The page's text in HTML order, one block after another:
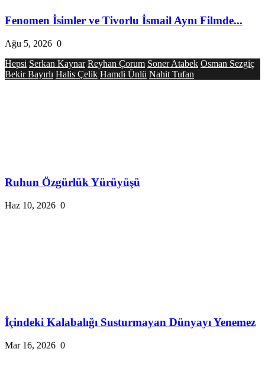
Fenomen İsimler ve Tivorlu İsmail Aynı Filmde...
Ağu 5, 2026 0
Hepsi Serkan Kaynar Reyhan Çorum Soner Atabek Osman Sezgiç
Bekir Bayırlı Halis Çelik Hamdi Ünlü Nahit Tufan
Ruhun Özgürlük Yürüyüşü
Haz 10, 2026 0
İçindeki Kalabalığı Susturmayan Dünyayı Yenemez
Mar 16, 2026 0